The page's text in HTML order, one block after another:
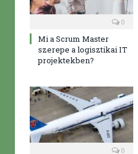
0
Mi a Scrum Master
szerepe a logisztikai IT
projektekben?
0